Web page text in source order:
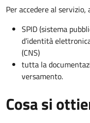
Per accedere al
SPID (sistema
d’identità
(CNS)
tutta la
versamento.
Cosa si